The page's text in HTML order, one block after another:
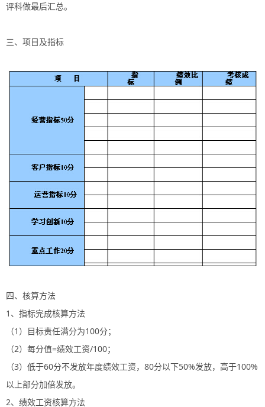
评科做最后汇总。
三、项目及指标
四、核算方法
1、指标完成核算方法
（1）目标责任满分为100分；
（2）每分值=绩效工资/100；
（3）低于60分不发放年度绩效工资，80分以下50%发放，高于100%
以上部分加倍发放。
2、绩效工资核算方法